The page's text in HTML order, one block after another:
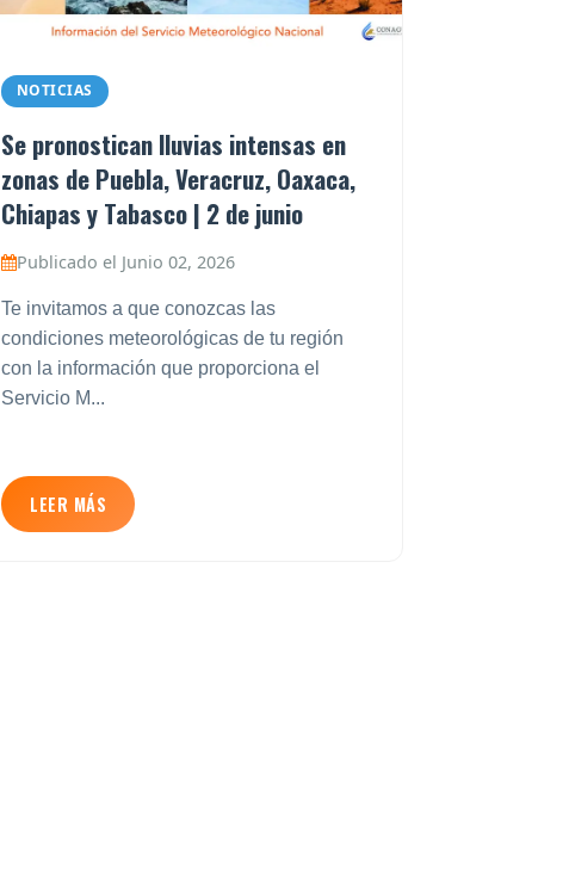
NOTICIAS
Se pronostican lluvias intensas en
zonas de Puebla, Veracruz, Oaxaca,
Chiapas y Tabasco | 2 de junio
Publicado el Junio 02, 2026
Te invitamos a que conozcas las
condiciones meteorológicas de tu región
con la información que proporciona el
Servicio M...
LEER MÁS